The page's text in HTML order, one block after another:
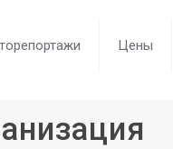
Цены